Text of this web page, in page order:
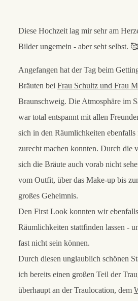
Diese Hochzeit lag mir sehr am
Bilder ungemein - aber seht selbst. 🥰
Angefangen hat der Tag beim
Bräuten bei Frau Schultz und Frau
Braunschweig. Die Atmosphäre im
war total entspannt mit allen
sich in den Räumlichkeiten
zurecht machen konnten. Durch die
sich die Bräute auch vorab nicht
vom Outfit, über das Make-up bis
großes Geheimnis.
Den First Look konnten wir
Räumlichkeiten stattfinden lassen -
fast nicht sein können.
Durch diesen unglaublich schönen
ich bereits einen großen Teil der
überhaupt an der Traulocation, dem
Blog
Kontakt